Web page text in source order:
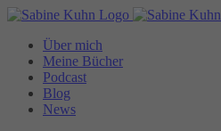
Zum
springenÜber mich
Meine Bücher
Podcast
Blog
News